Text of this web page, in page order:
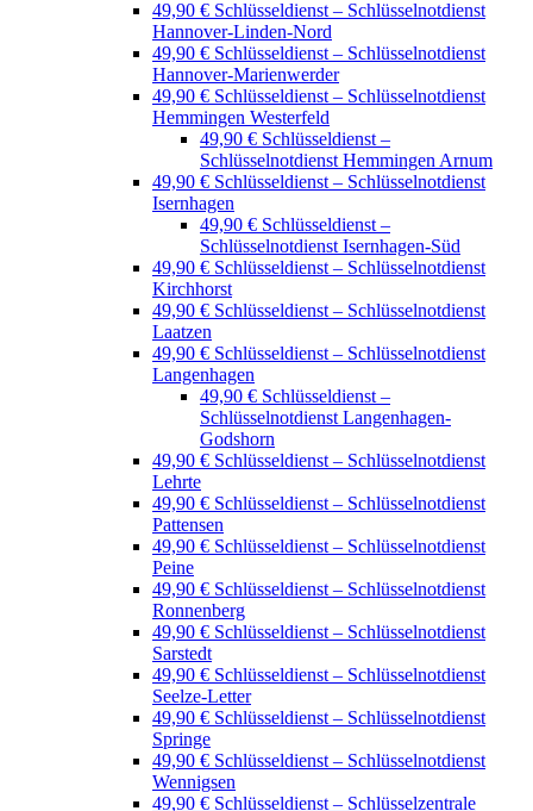
49,90 € Schlüsseldienst – Schlüsselnotdienst
Hannover-Linden-Nord
49,90 € Schlüsseldienst – Schlüsselnotdienst
Hannover-Marienwerder
49,90 € Schlüsseldienst – Schlüsselnotdienst
Hemmingen Westerfeld
49,90 € Schlüsseldienst –
Schlüsselnotdienst Hemmingen Arnum
49,90 € Schlüsseldienst – Schlüsselnotdienst
Isernhagen
49,90 € Schlüsseldienst –
Schlüsselnotdienst Isernhagen-Süd
49,90 € Schlüsseldienst – Schlüsselnotdienst
Kirchhorst
49,90 € Schlüsseldienst – Schlüsselnotdienst
Laatzen
49,90 € Schlüsseldienst – Schlüsselnotdienst
Langenhagen
49,90 € Schlüsseldienst –
Schlüsselnotdienst Langenhagen-
Godshorn
49,90 € Schlüsseldienst – Schlüsselnotdienst
Lehrte
49,90 € Schlüsseldienst – Schlüsselnotdienst
Pattensen
49,90 € Schlüsseldienst – Schlüsselnotdienst
Peine
49,90 € Schlüsseldienst – Schlüsselnotdienst
Ronnenberg
49,90 € Schlüsseldienst – Schlüsselnotdienst
Sarstedt
49,90 € Schlüsseldienst – Schlüsselnotdienst
Seelze-Letter
49,90 € Schlüsseldienst – Schlüsselnotdienst
Springe
49,90 € Schlüsseldienst – Schlüsselnotdienst
Wennigsen
49,90 € Schlüsseldienst – Schlüsselzentrale